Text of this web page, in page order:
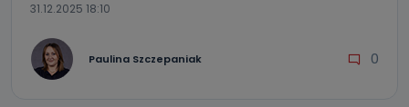
31.12.2025 18:10
Paulina Szczepaniak 0